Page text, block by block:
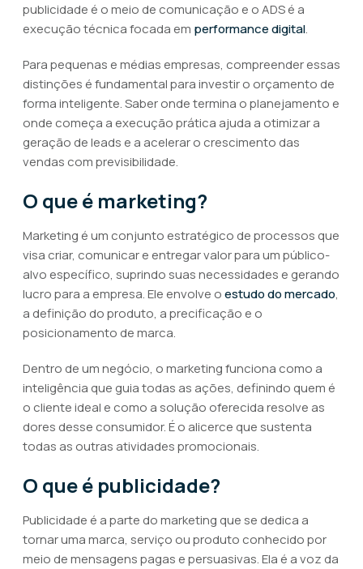
publicidade é o meio de comunicação e o ADS é a
execução técnica focada em performance digital.
Para pequenas e médias empresas, compreender essas
distinções é fundamental para investir o orçamento de
forma inteligente. Saber onde termina o planejamento e
onde começa a execução prática ajuda a otimizar a
geração de leads e a acelerar o crescimento das
vendas com previsibilidade.
O que é marketing?
Marketing é um conjunto estratégico de processos que
visa criar, comunicar e entregar valor para um público-
alvo específico, suprindo suas necessidades e gerando
lucro para a empresa. Ele envolve oestudo do mercado,
a definição do produto, a precificação e o
posicionamento de marca.
Dentro de um negócio, o marketing funciona como a
inteligência que guia todas as ações, definindo quem é
o cliente ideal e como a solução oferecida resolve as
dores desse consumidor. É o alicerce que sustenta
todas as outras atividades promocionais.
O que é publicidade?
Publicidade é a parte do marketing que se dedica a
tornar uma marca, serviço ou produto conhecido por
meio de mensagens pagas e persuasivas. Ela é a voz da